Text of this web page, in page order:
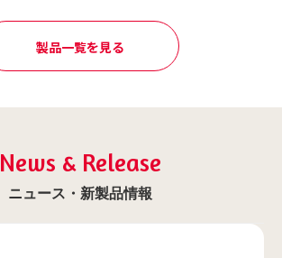
製品一覧を見る
News & Release
ニュース・新製品情報